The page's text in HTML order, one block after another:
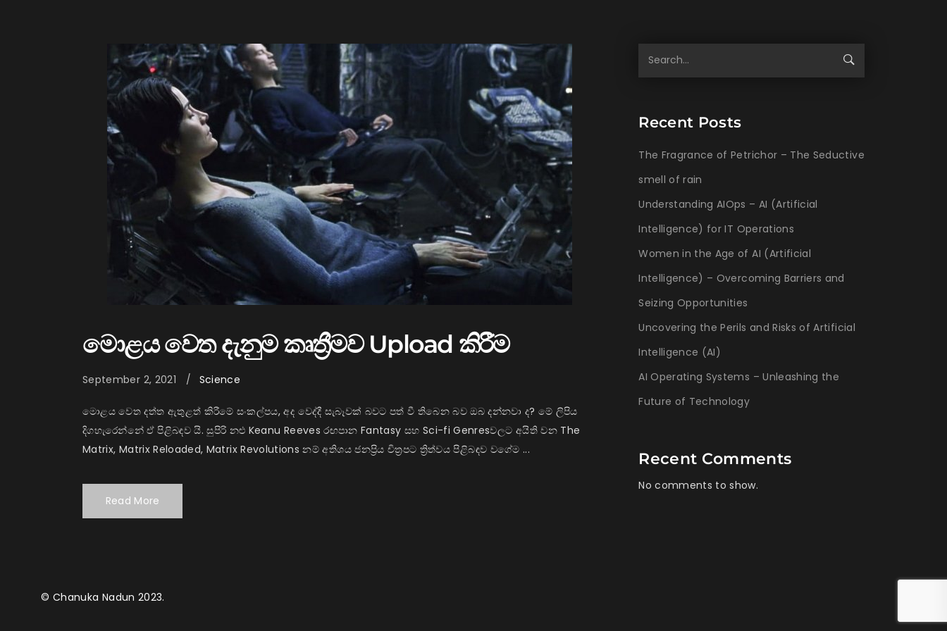
මොළය වෙත දැනුම කෘත්‍රීමව Upload කිරීම
September 2, 2021 Science
මොළය වෙත දත්ත ඇතුළත් කිරීමේ සංකල්පය, අද වෙද්දී සැබෑවක් බවට පත් වී තිබෙන බව ඔබ දන්නවා ද? මේ ලිපිය
දිගහැරෙන්නේ ඒ පිළිබඳව යි. සුපිරි නළු Keanu Reeves රඟපාන Fantasy සහ Sci-fi Genresවලට අයිති වන The
Matrix, Matrix Reloaded, Matrix Revolutions නම් අතිශය ජනප්‍රිය චිත්‍රපට ත්‍රිත්වය පිළිබඳව වගේම ...
Read More
Recent Posts
The Fragrance of Petrichor – The Seductive
smell of rain
Understanding AIOps – AI (Artificial
Intelligence) for IT Operations
Women in the Age of AI (Artificial
Intelligence) – Overcoming Barriers and
Seizing Opportunities
Uncovering the Perils and Risks of Artificial
Intelligence (AI)
AI Operating Systems – Unleashing the
Future of Technology
Recent Comments
No comments to show.
© Chanuka Nadun 2023.